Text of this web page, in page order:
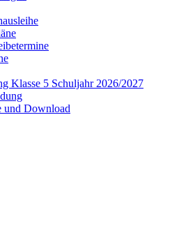
Klasse 5 Schuljahr 2026/2027
und Download